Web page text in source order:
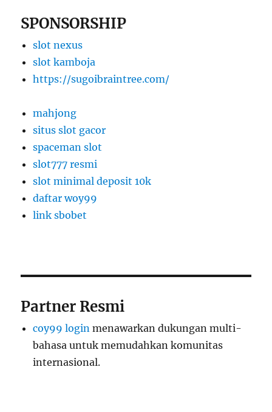
SPONSORSHIP
slot nexus
slot kamboja
https://sugoibraintree.com/
mahjong
situs slot gacor
spaceman slot
slot777 resmi
slot minimal deposit 10k
daftar woy99
link sbobet
Partner Resmi
coy99 login menawarkan dukungan multi-
bahasa untuk memudahkan komunitas
internasional.